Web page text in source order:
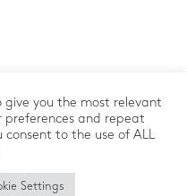
give you the most relevant
preferences and repeat
consent to the use of ALL
Settings